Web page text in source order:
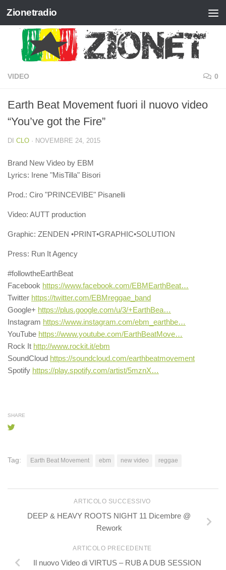
Salta al contenuto
Zionetradio
VIDEO 0
Earth Beat Movement fuori il nuovo video
“You’ve got the Fire”
DI CLO · NOVEMBRE 24, 2015
Brand New Video by EBM
Lyrics: Irene "MisTilla" Bisori
Prod.: Ciro "PRINCEVIBE" Pisanelli
Video: AUTT production
Graphic: ZENDEN •PRINT•GRAPHIC•SOLUTION
Press: Run It Agency
#followtheEarthBeat
Facebook https://www.facebook.com/EBMEarthBeat…
Twitter https://twitter.com/EBMreggae_band
Google+ https://plus.google.com/u/3/+EarthBea…
Instagram https://www.instagram.com/ebm_earthbe…
YouTube https://www.youtube.com/EarthBeatMove…
Rock It http://www.rockit.it/ebm
SoundCloud https://soundcloud.com/earthbeatmovement
Spotify https://play.spotify.com/artist/5mznX…
SHARE
Tag: Earth Beat Movement ebm new video reggae
ARTICOLO SUCCESSIVO
DEEP & HEAVY ROOTS NIGHT 11 Dicembre @
Rework
ARTICOLO PRECEDENTE
Il nuovo Video di VIRTUS – RUB A DUB SESSION